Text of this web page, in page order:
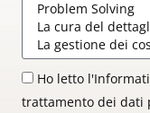
Ho letto
trattamento dei dati